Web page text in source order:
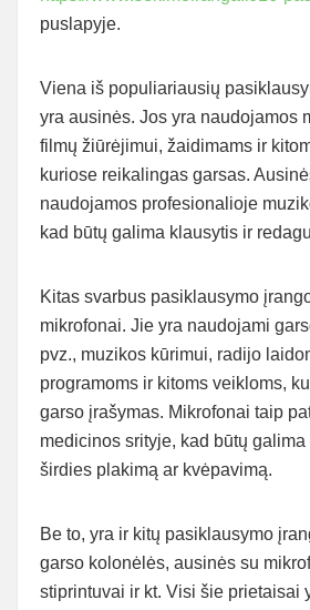
puslapyje.
Viena iš populiariausių
yra ausinės. Jos yra naudojamos
filmų žiūrėjimui, žaidimams ir
kuriose reikalingas garsas.
naudojamos profesionalioje
kad būtų galima klausytis ir
Kitas svarbus pasiklausymo
mikrofonai. Jie yra naudojami
pvz., muzikos kūrimui, radijo
programoms ir kitoms veikloms,
garso įrašymas. Mikrofonai taip
medicinos srityje, kad būtų
širdies plakimą ar kvėpavimą.
Be to, yra ir kitų pasiklausymo
garso kolonėlės, ausinės su
stiprintuvai ir kt. Visi šie prietaisai